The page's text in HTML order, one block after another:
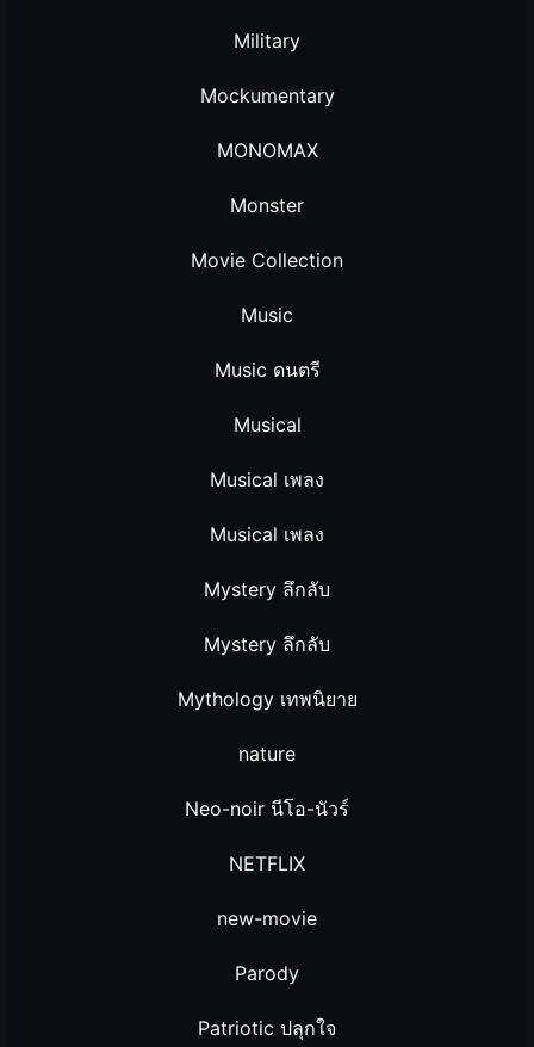
Military
Mockumentary
MONOMAX
Monster
Movie Collection
Music
Music ดนตรี
Musical
Musical เพลง
Musical เพลง
Mystery ลึกลับ
Mystery ลึกลับ
Mythology เทพนิยาย
nature
Neo-noir นีโอ-นัวร์
NETFLIX
new-movie
Parody
Patriotic ปลุกใจ